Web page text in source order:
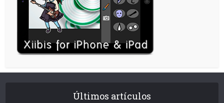
Últimos artículos